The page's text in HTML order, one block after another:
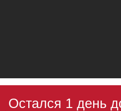
Остался 1 день